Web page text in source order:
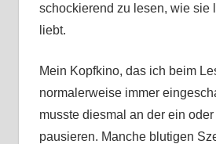
schockierend zu lesen, wie sie
liebt.
Mein Kopfkino, das ich beim
normalerweise immer
musste diesmal an der ein
pausieren. Manche blutigen